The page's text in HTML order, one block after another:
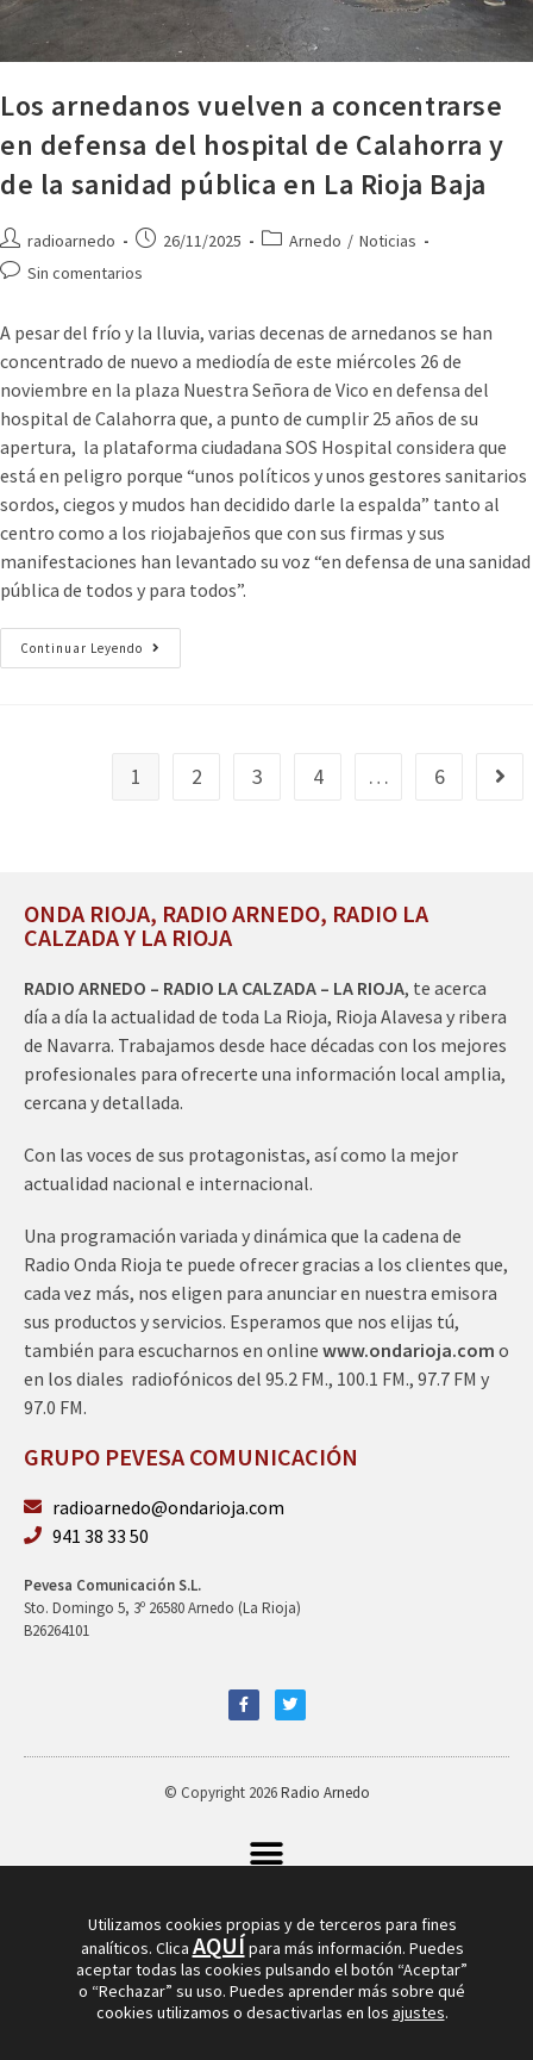
Los arnedanos vuelven a concentrarse
en defensa del hospital de Calahorra y
de la sanidad pública en La Rioja Baja
radioarnedo 26/11/2025 Arnedo / Noticias
Sin comentarios
A pesar del frío y la lluvia, varias decenas de arnedanos se han
concentrado de nuevo a mediodía de este miércoles 26 de
noviembre en la plaza Nuestra Señora de Vico en defensa del
hospital de Calahorra que, a punto de cumplir 25 años de su
apertura, la plataforma ciudadana SOS Hospital considera que
está en peligro porque “unos políticos y unos gestores sanitarios
sordos, ciegos y mudos han decidido darle la espalda” tanto al
centro como a los riojabajeños que con sus firmas y sus
manifestaciones han levantado su voz “en defensa de una sanidad
pública de todos y para todos”.
Continuar Leyendo
1 2 3 4 … 6
ONDA RIOJA, RADIO ARNEDO, RADIO LA
CALZADA Y LA RIOJA
RADIO ARNEDO – RADIO LA CALZADA – LA RIOJA, te acerca
día a día la actualidad de toda La Rioja, Rioja Alavesa y ribera
de Navarra. Trabajamos desde hace décadas con los mejores
profesionales para ofrecerte una información local amplia,
cercana y detallada.
Con las voces de sus protagonistas, así como la mejor
actualidad nacional e internacional.
Una programación variada y dinámica que la cadena de
Radio Onda Rioja te puede ofrecer gracias a los clientes que,
cada vez más, nos eligen para anunciar en nuestra emisora
sus productos y servicios. Esperamos que nos elijas tú,
también para escucharnos en online www.ondarioja.com o
en los diales radiofónicos del 95.2 FM., 100.1 FM., 97.7 FM y
97.0 FM.
GRUPO PEVESA COMUNICACIÓN
radioarnedo@ondarioja.com
941 38 33 50
Pevesa Comunicación S.L.
Sto. Domingo 5, 3º 26580 Arnedo (La Rioja)
B26264101
© Copyright 2026Radio Arnedo
Utilizamos cookies propias y de terceros para fines
analíticos. Clica AQUÍpara más información. Puedes
aceptar todas las cookies pulsando el botón “Aceptar”
o “Rechazar” su uso. Puedes aprender más sobre qué
cookies utilizamos o desactivarlas en los ajustes.